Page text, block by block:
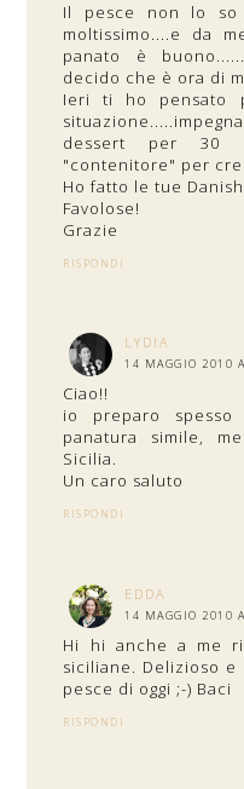
Il pesce non lo so
moltissimo....e da
panato è
decido che è ora di
Ieri ti ho pensato
dessert per 30
"contenitore" per
Ho fatto le tue
Favolose!
Grazie
RISPONDI
LYDIA
14 MAGGIO 2010
Ciao!!
io preparo
panatura simile,
Sicilia.
Un caro saluto
RISPONDI
EDDA
14 MAGGIO 2010
Hi hi anche a me
siciliane. Delizioso
pesce di oggi ;-) Baci
RISPONDI